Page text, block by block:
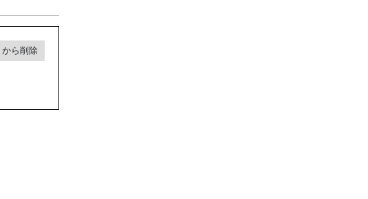
から削除